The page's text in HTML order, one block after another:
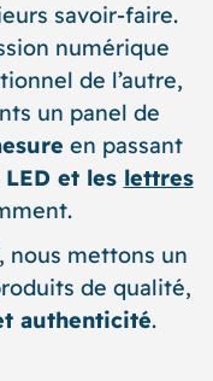
savoir-faire.
numérique
de l’autre,
un panel de
en passant
et les lettres
nous mettons un
de qualité,
authenticité.